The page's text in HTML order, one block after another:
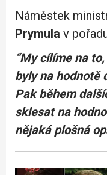
Náměstek
Prymula v
“My cílíme na
byly na hodnotě
Pak během
sklesat na
nějaká plošná